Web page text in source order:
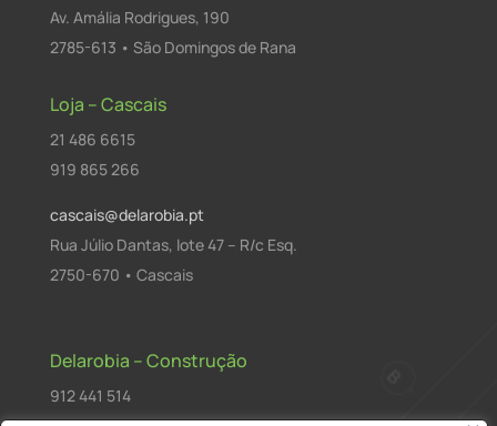
Av. Amália Rodrigues, 190
2785-613 • São Domingos de Rana
Loja – Cascais
21 486 6615
919 865 266
cascais@delarobia.pt
Rua Júlio Dantas, lote 47 – R/c Esq.
2750-670 • Cascais
Delarobia – Construção
912 441 514